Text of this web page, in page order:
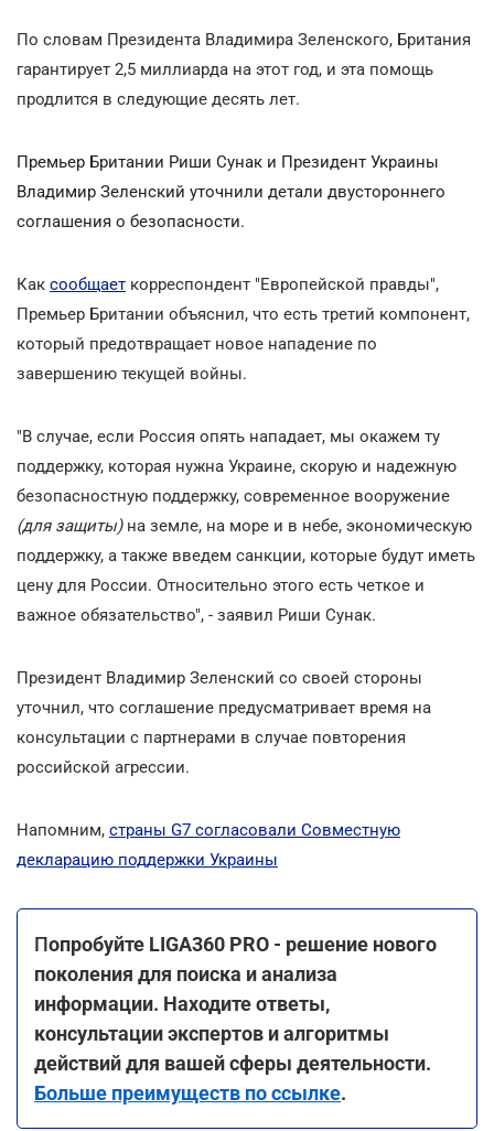
По словам Президента Владимира Зеленского, Британия
гарантирует 2,5 миллиарда на этот год, и эта помощь
продлится в следующие десять лет.
Премьер Британии Риши Сунак и Президент Украины
Владимир Зеленский уточнили детали двустороннего
соглашения о безопасности.
Как сообщает корреспондент "Европейской правды",
Премьер Британии объяснил, что есть третий компонент,
который предотвращает новое нападение по
завершению текущей войны.
"В случае, если Россия опять нападает, мы окажем ту
поддержку, которая нужна Украине, скорую и надежную
безопасностную поддержку, современное вооружение
(для защиты)на земле, на море и в небе, экономическую
поддержку, а также введем санкции, которые будут иметь
цену для России. Относительно этого есть четкое и
важное обязательство", - заявил Риши Сунак.
Президент Владимир Зеленский со своей стороны
уточнил, что соглашение предусматривает время на
консультации с партнерами в случае повторения
российской агрессии.
Напомним, страны G7 согласовали Совместную
декларацию поддержки Украины
Попробуйте LIGA360 PRO - решение нового
поколения для поиска и анализа
информации. Находите ответы,
консультации экспертов и алгоритмы
действий для вашей сферы деятельности.
Больше преимуществ по ссылке.